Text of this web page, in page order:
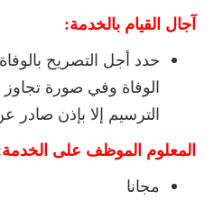
آجال القيام بالخدمة:
الوفاة وفي صورة تجاوز
الترسيم إلا بإذن صادر
المعلوم الموظف على
مجانا